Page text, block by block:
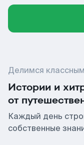
Делимся
Истории и
от
Каждый день
собственные